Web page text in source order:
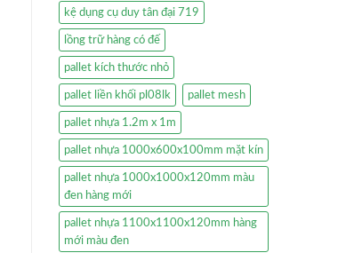
kệ dụng cụ duy tân đại 719
lồng trữ hàng có đế
pallet kích thước nhỏ
pallet liền khối pl08lk pallet mesh
pallet nhựa 1.2m x 1m
pallet nhựa 1000x600x100mm mặt kín
pallet nhựa 1000x1000x120mm màu
đen hàng mới
pallet nhựa 1100x1100x120mm hàng
mới màu đen